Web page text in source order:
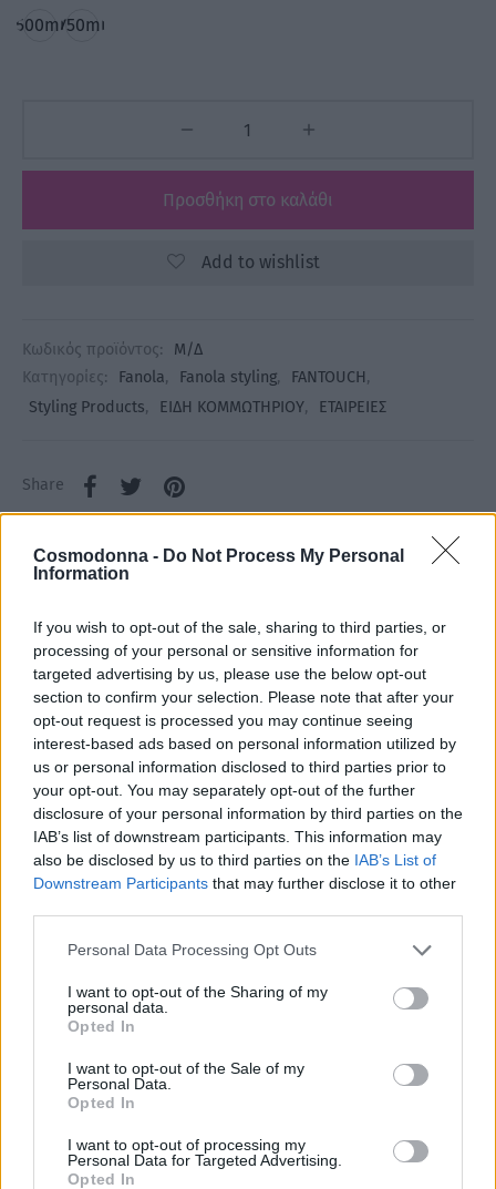
Cosmodonna - Do Not Process My Personal
Information
If you wish to opt-out of the sale, sharing to third parties, or
processing of your personal or sensitive information for
targeted advertising by us, please use the below opt-out
section to confirm your selection. Please note that after your
opt-out request is processed you may continue seeing
interest-based ads based on personal information utilized by
us or personal information disclosed to third parties prior to
your opt-out. You may separately opt-out of the further
disclosure of your personal information by third parties on the
IAB’s list of downstream participants. This information may
also be disclosed by us to third parties on the IAB’s List of
Downstream Participants that may further disclose it to other
Personal Data Processing Opt Outs
I want to opt-out of the Sharing of my
personal data.
Opted In
I want to opt-out of the Sale of my
Personal Data.
Opted In
I want to opt-out of processing my
Personal Data for Targeted Advertising.
Opted In
500ml750ml
Προσθήκη στο καλάθι
Add to wishlist
Κωδικός προϊόντος:
Μ/Δ
Κατηγορίες:
Fanola, Fanola styling, FANTOUCH,
Styling Products, ΕΙΔΗ ΚΟΜΜΩΤΗΡΙΟΥ, ΕΤΑΙΡΕΙΕΣ
Share
Επιπλέον πληροφορίες
Περιγραφή
Αφήνει τα μαλλιά ελαστικά, γεμάτα κίνηση,
προστατεύοντάς τα παράλληλα από εξωτερικούς
παράγοντες καθώς και από την θερμότητα.
Τρόπος χρήσης: Ψεκάζετε το προϊόν από απόσταση 20cm.
Extra Tips: Για απόλυτη προστασία από την θερμότητα
ψεκάστε πριν από την χρήση θερμών συσκευών ένα spray
καταστροφή της τρίχας από την θερμότητα.
ΠΡΟΣΟΧΗ: Προϊόν εξαιρετικά εύφλεκτο. Δοχείο υπό
πίεση. Μην εκθέτετε το προϊόν σε θερμοκρασίες άνω των